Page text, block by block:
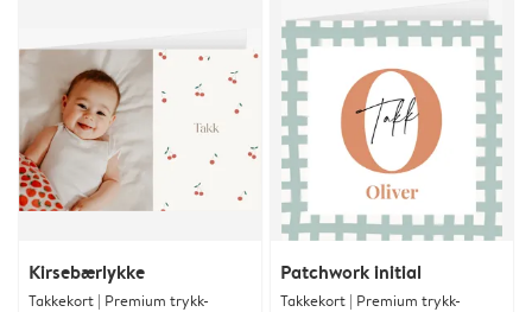
Kirsebærlykke
Takkekort | Premium trykk-
Patchwork initial
Takkekort | Premium trykk-